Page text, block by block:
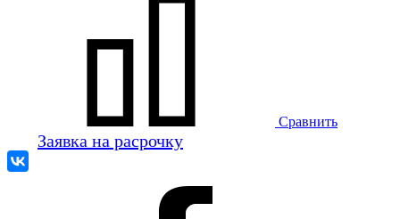
Сравнить
Заявка на расрочку